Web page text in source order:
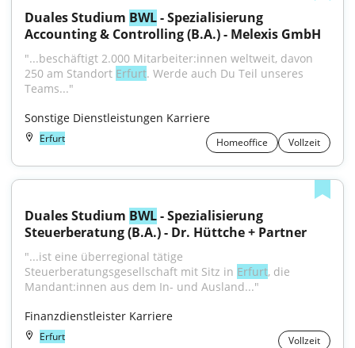
Duales Studium BWL - Spezialisierung
Accounting & Controlling (B.A.) - Melexis GmbH
"...beschäftigt 2.000 Mitarbeiter:innen weltweit, davon
250 am Standort Erfurt. Werde auch Du Teil unseres
Teams..."
Sonstige Dienstleistungen Karriere
Erfurt Homeoffice Vollzeit
Duales Studium BWL - Spezialisierung
Steuerberatung (B.A.) - Dr. Hüttche + Partner
"...ist eine überregional tätige
Steuerberatungsgesellschaft mit Sitz in Erfurt, die
Mandant:innen aus dem In- und Ausland..."
Finanzdienstleister Karriere
Erfurt Vollzeit